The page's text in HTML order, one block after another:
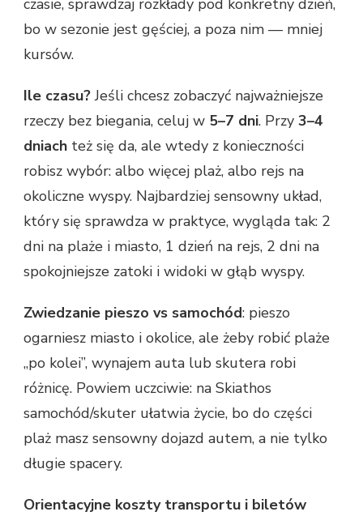
czasie, sprawdzaj rozkłady pod konkretny dzień,
bo w sezonie jest gęściej, a poza nim — mniej
kursów.
Ile czasu?Jeśli chcesz zobaczyć najważniejsze
rzeczy bez biegania, celuj w 5–7 dni. Przy 3–4
dniach też się da, ale wtedy z konieczności
robisz wybór: albo więcej plaż, albo rejs na
okoliczne wyspy. Najbardziej sensowny układ,
który się sprawdza w praktyce, wygląda tak: 2
dni na plaże i miasto, 1 dzień na rejs, 2 dni na
spokojniejsze zatoki i widoki w głąb wyspy.
Zwiedzanie pieszo vs samochód: pieszo
ogarniesz miasto i okolice, ale żeby robić plaże
„po kolei”, wynajem auta lub skutera robi
różnicę. Powiem uczciwie: na Skiathos
samochód/skuter ułatwia życie, bo do części
plaż masz sensowny dojazd autem, a nie tylko
długie spacery.
Orientacyjne koszty transportu i biletów